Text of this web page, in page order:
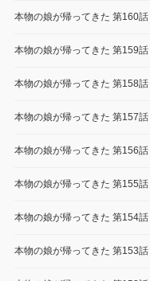
本物の娘が帰ってきた 第160話
本物の娘が帰ってきた 第159話
本物の娘が帰ってきた 第158話
本物の娘が帰ってきた 第157話
本物の娘が帰ってきた 第156話
本物の娘が帰ってきた 第155話
本物の娘が帰ってきた 第154話
本物の娘が帰ってきた 第153話